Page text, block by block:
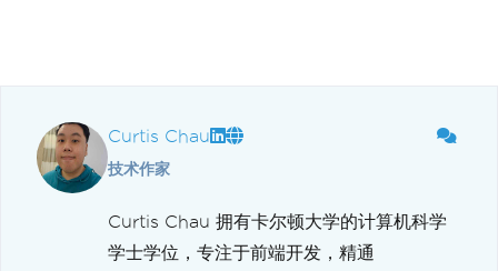
Curtis Chau
技术作家
Curtis Chau 拥有卡尔顿大学的计算机科学
学士学位，专注于前端开发，精通